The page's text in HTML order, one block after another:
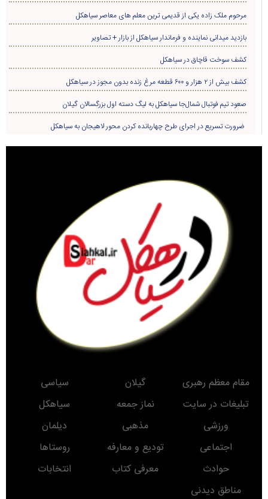
مرحوم ملک زاده یکی از قدیمی ترین معلم های معاصر سیاهکل
بازدید میدانی نماینده و فرماندار سیاهکل از بازار + تصاویر
کشف سوخت قاچاق در سياهکل
کشف بیش از ۲ هزار و ۶۰۰ قطعه مرغ زنده بدون مجوز در سیاهکل
صعود تیم فوتبال شمال‌جا‌ سیاهکل به لیگ دسته اول بزرگسالان گیلان
ضرورت تسریع در اجرای طرح چهاربانده کردن محور لاهیجان به سیاهکل
مقام معظم رهبری گیلان
سیاسی
تبلیغات در سایت
نماز جمعه
سیاهکل
ورزشی
مذهبی
دیلمان
اجتماعی
تودیع و معارفه
روستاها
حوادث
معرفی کتاب
انتخابات
مناطق دیدنی